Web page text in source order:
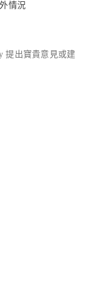
情況
提出寶貴意見或建